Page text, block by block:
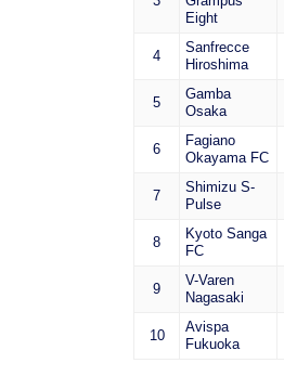
Eight
4
Sanfrecce
Hiroshima
5
Gamba
Osaka
6
Fagiano
Okayama FC
7
Shimizu S-
Pulse
8
Kyoto Sanga
FC
9
V-Varen
Nagasaki
10
Avispa
Fukuoka